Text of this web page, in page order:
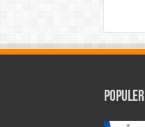
Populer